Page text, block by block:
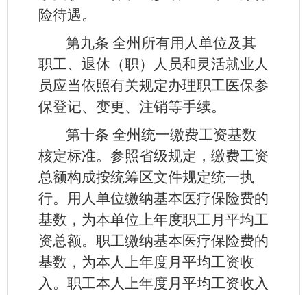
险待遇。
第九条 全州所有用人单位及其
职工、退休（职）人员和灵活就业人
员应当依照有关规定办理职工医保参
保登记、变更、注销等手续。
第十条 全州统一缴费工资基数
核定标准。参照省级规定，缴费工资
总额构成按统筹区文件规定统一执
行。用人单位缴纳基本医疗保险费的
基数，为本单位上年度职工月平均工
资总额。职工缴纳基本医疗保险费的
基数，为本人上年度月平均工资收
入。职工本人上年度月平均工资收入